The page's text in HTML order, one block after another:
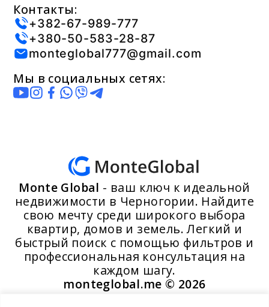
Контакты:
+382-67-989-777
+380-50-583-28-87
monteglobal777@gmail.com
Мы в социальных сетях:
Monte Global - ваш ключ к идеальной
недвижимости в Черногории. Найдите
свою мечту среди широкого выбора
квартир, домов и земель. Легкий и
быстрый поиск с помощью фильтров и
профессиональная консультация на
каждом шагу.
monteglobal.me © 2026